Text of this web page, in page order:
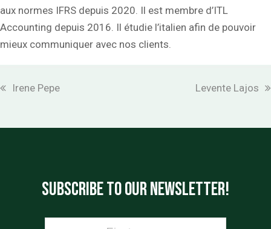
aux normes IFRS depuis 2020. Il est membre d’ITL
Accounting depuis 2016. Il étudie l’italien afin de pouvoir
mieux communiquer avec nos clients.
previous
Irene Pepe
next
Levente Lajos
SUBSCRIBE TO OUR NEWSLETTER!